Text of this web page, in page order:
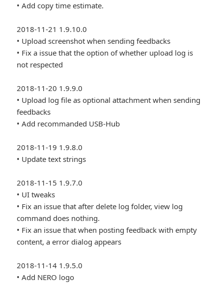
• Add copy time estimate.
2018-11-21 1.9.10.0
• Upload screenshot when sending feedbacks
• Fix a issue that the option of whether upload log is
not respected
2018-11-20 1.9.9.0
• Upload log file as optional attachment when sending
feedbacks
• Add recommanded USB-Hub
2018-11-19 1.9.8.0
• Update text strings
2018-11-15 1.9.7.0
• UI tweaks
• Fix an issue that after delete log folder, view log
command does nothing.
• Fix an issue that when posting feedback with empty
content, a error dialog appears
2018-11-14 1.9.5.0
• Add NERO logo